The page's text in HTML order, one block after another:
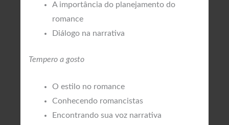
A importância do planejamento do
romance
Diálogo na narrativa
Tempero a gosto
O estilo no romance
Conhecendo romancistas
Encontrando sua voz narrativa